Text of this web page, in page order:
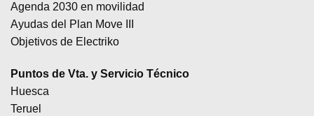
Agenda 2030 en movilidad
Ayudas del Plan Move III
Objetivos de Electriko
Puntos de Vta. y Servicio Técnico
Huesca
Teruel